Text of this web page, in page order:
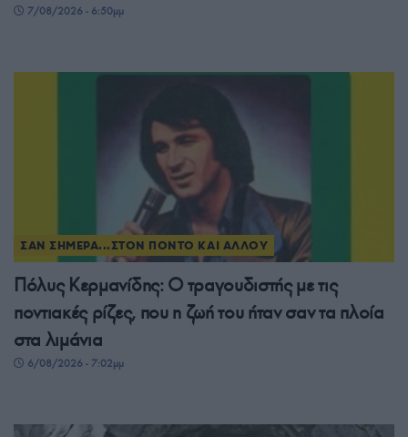
7/08/2026 - 6:50μμ
ΣΑΝ ΣΗΜΕΡΑ...ΣΤΟΝ ΠΟΝΤΟ ΚΑΙ ΑΛΛΟΥ
Πόλυς Κερμανίδης: Ο τραγουδιστής με τις
ποντιακές ρίζες, που η ζωή του ήταν σαν τα πλοία
στα λιμάνια
6/08/2026 - 7:02μμ